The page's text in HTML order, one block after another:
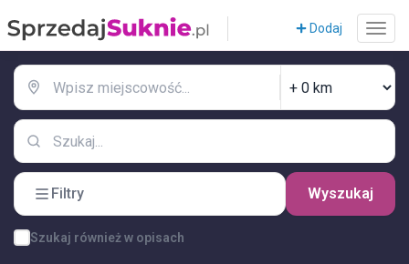
Dodaj
Filtry Wyszukaj
Szukaj również w opisach